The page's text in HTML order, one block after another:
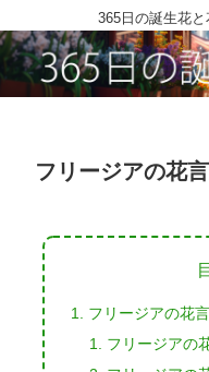
365日の誕生花と
フリージアの花
フリージアの花
フリージアの